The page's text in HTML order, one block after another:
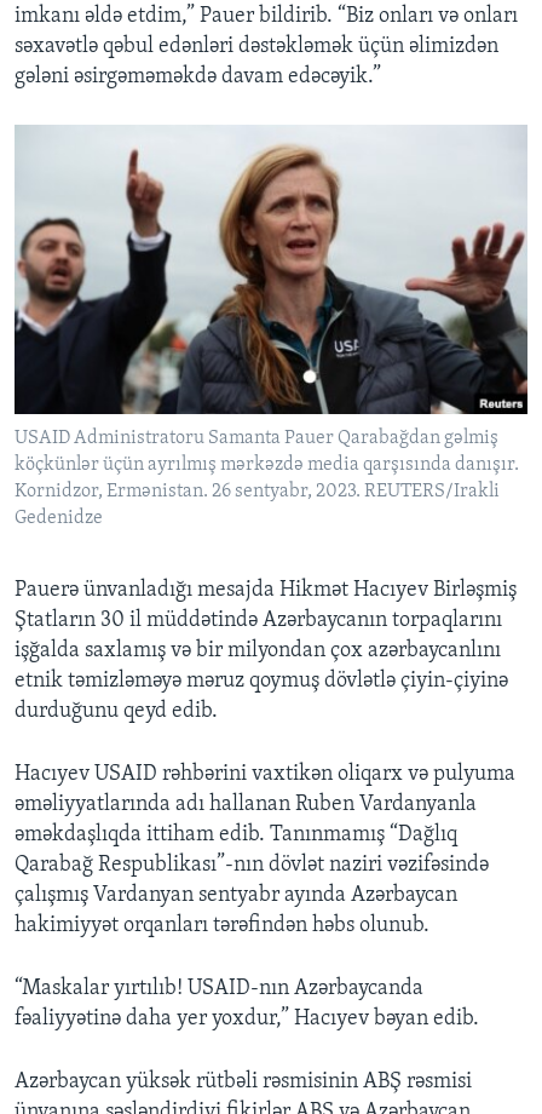
imkanı əldə etdim,” Pauer bildirib. “Biz onları və onları
səxavətlə qəbul edənləri dəstəkləmək üçün əlimizdən
gələni əsirgəməməkdə davam edəcəyik.”
USAID Administratoru Samanta Pauer Qarabağdan gəlmiş
köçkünlər üçün ayrılmış mərkəzdə media qarşısında danışır.
Kornidzor, Ermənistan. 26 sentyabr, 2023. REUTERS/Irakli
Gedenidze
Pauerə ünvanladığı mesajda Hikmət Hacıyev Birləşmiş
Ştatların 30 il müddətində Azərbaycanın torpaqlarını
işğalda saxlamış və bir milyondan çox azərbaycanlını
etnik təmizləməyə məruz qoymuş dövlətlə çiyin-çiyinə
durduğunu qeyd edib.
Hacıyev USAID rəhbərini vaxtikən oliqarx və pulyuma
əməliyyatlarında adı hallanan Ruben Vardanyanla
əməkdaşlıqda ittiham edib. Tanınmamış “Dağlıq
Qarabağ Respublikası”-nın dövlət naziri vəzifəsində
çalışmış Vardanyan sentyabr ayında Azərbaycan
hakimiyyət orqanları tərəfindən həbs olunub.
“Maskalar yırtılıb! USAID-nın Azərbaycanda
fəaliyyətinə daha yer yoxdur,” Hacıyev bəyan edib.
Azərbaycan yüksək rütbəli rəsmisinin ABŞ rəsmisi